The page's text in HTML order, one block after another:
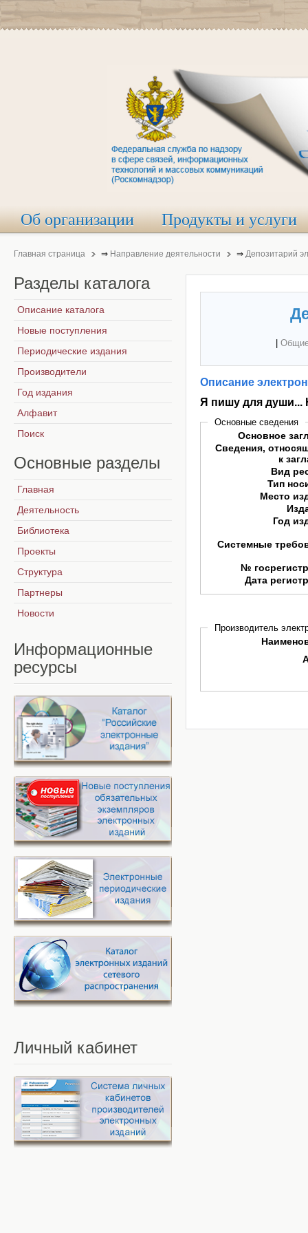
Об организации Продукты и услуги
Главная страница ⇒ Направление деятельности ⇒ Депозитарий
Описание
Я пишу для души...
Основные сведения
Основное
Сведения,
к
Вид
Тип
Место
Год
Системные
№
Дата
Производитель
Разделы каталога
Описание каталога
Новые поступления
Периодические издания
Производители
Год издания
Алфавит
Поиск
Основные разделы
Главная
Деятельность
Библиотека
Проекты
Структура
Партнеры
Новости
Информационные
ресурсы
Личный кабинет